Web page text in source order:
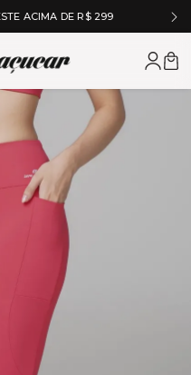
5% OFF NO À VISTA NO PIX
Zero